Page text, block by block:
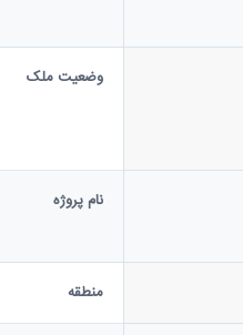
وضعیت ملک
نام پروژه
منطقه